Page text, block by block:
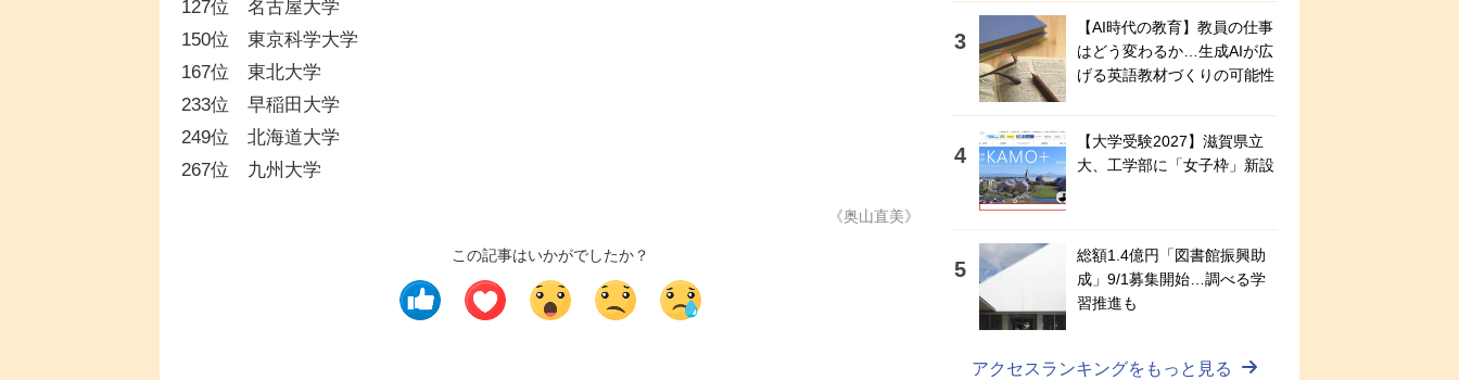
127位 名古屋大学
150位 東京科学大学
167位 東北大学
233位 早稲田大学
249位 北海道大学
267位 九州大学
《奥山直美》
この記事はいかがでしたか？
【AI時代の教育】教員の仕事
はどう変わるか…生成AIが広
げる英語教材づくりの可能性
【大学受験2027】滋賀県立
大、工学部に「女子枠」新設
総額1.4億円「図書館振興助
成」9/1募集開始…調べる学
習推進も
アクセスランキングをもっと見る